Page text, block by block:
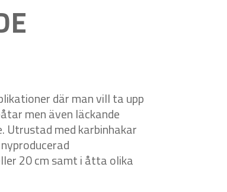
där man vill ta upp
men även läckande
Utrustad med karbinhakar
20 cm samt i åtta olika